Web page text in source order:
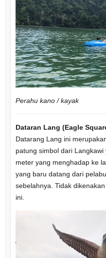
Perahu kano / kayak
Dataran Lang (Eagle
Datarang Lang ini
patung simbol dari
meter yang menghadap ke
yang baru datang dari
sebelahnya. Tidak
ini.